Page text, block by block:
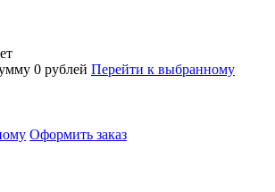
0 рублей Перейти к выбранному
Оформить заказ